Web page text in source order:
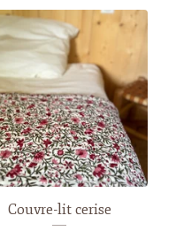
Couvre-lit cerise